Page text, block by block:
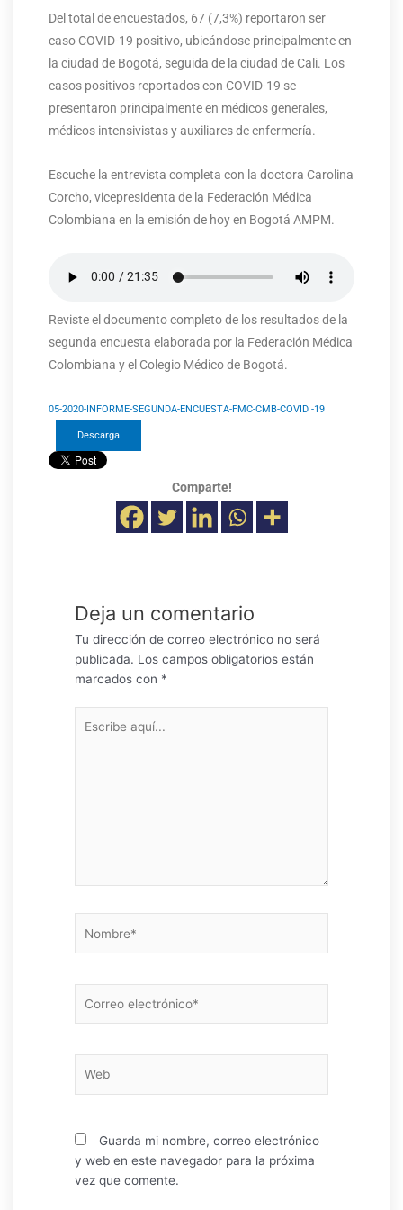
Del total de encuestados, 67 (7,3%) reportaron ser
caso COVID-19 positivo, ubicándose principalmente en
la ciudad de Bogotá, seguida de la ciudad de Cali. Los
casos positivos reportados con COVID-19 se
presentaron principalmente en médicos generales,
médicos intensivistas y auxiliares de enfermería.
Escuche la entrevista completa con la doctora Carolina
Corcho, vicepresidenta de la Federación Médica
Colombiana en la emisión de hoy en Bogotá AMPM.
Reviste el documento completo de los resultados de la
segunda encuesta elaborada por la Federación Médica
Colombiana y el Colegio Médico de Bogotá.
05-2020-INFORME-SEGUNDA-ENCUESTA-FMC-CMB-COVID -19
Descarga
Comparte!
Deja un comentario
Tu dirección de correo electrónico no será
publicada. Los campos obligatorios están
marcados con *
aquí...
electrónico*
Guarda mi nombre, correo electrónico
y web en este navegador para la próxima
vez que comente.